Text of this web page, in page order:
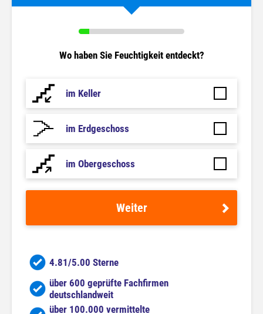
Wo haben Sie Feuchtigkeit entdeckt?
im Keller
im Erdgeschoss
im Obergeschoss
Weiter
4.81/5.00 Sterne
über 600 geprüfte Fachfirmen
deutschlandweit
über 100.000 vermittelte